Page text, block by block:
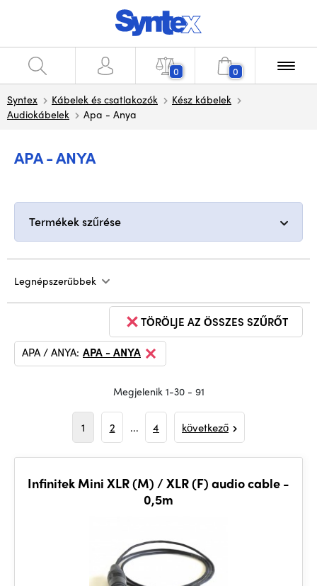
0 0
Syntex Kábelek és csatlakozók
Kész kábelek
Audiokábelek
Apa - Anya
APA - ANYA
Termékek szűrése
Legnépszerűbbek
TÖRÖLJE AZ ÖSSZES SZŰRŐT
APA / ANYA: APA - ANYA
Megjelenik 1-30 - 91
1 2 ... 4 következő
Infinitek Mini XLR (M) / XLR (F) audio cable -
0,5m